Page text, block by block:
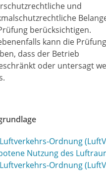
und
berücksichtigen.
kann die Prüfung
dass der Betrieb
oder untersagt
Ordnung
Nutzung des
Ordnung